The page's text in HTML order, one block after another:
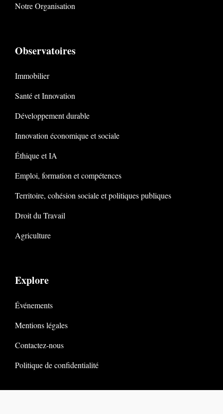
Notre Organisation
Observatoires
Immobilier
Santé et Innovation
Développement durable
Innovation économique et sociale
Éthique et IA
Emploi, formation et compétences
Territoire, cohésion sociale et politiques publiques
Droit du Travail
Agriculture
Explore
Événements
Mentions légales
Contactez-nous
Politique de confidentialité